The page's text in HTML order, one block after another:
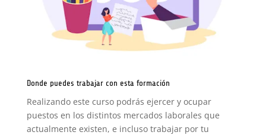
Donde puedes trabajar con esta formación
Realizando este curso podrás ejercer y ocupar
puestos en los distintos mercados laborales que
actualmente existen, e incluso trabajar por tu